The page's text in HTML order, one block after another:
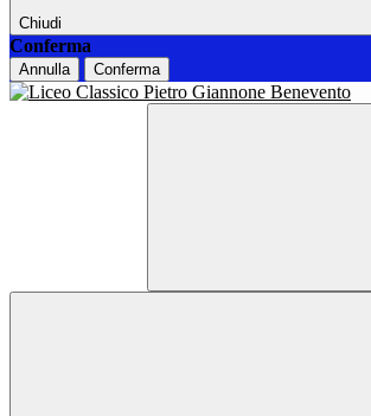
Chiudi
Conferma
Annulla Conferma